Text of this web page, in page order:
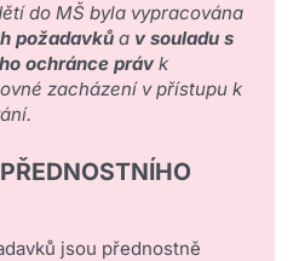
do MŠ byla vypracována
požadavků a v souladu s
ochránce práv k
zacházení v přístupu k
jsou přednostně